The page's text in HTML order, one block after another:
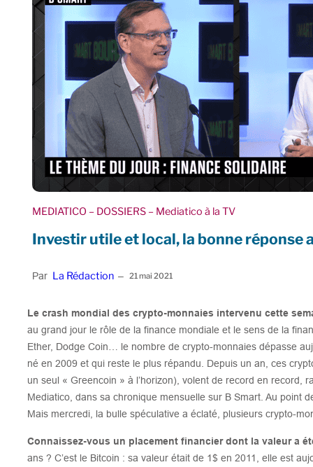
MEDIATICO – DOSSIERS – Mediatico à la TV
Investir utile et local, la bonne réponse
Par La Rédaction – 21 mai 2021
Le crash mondial des crypto-monnaies intervenu cette
au grand jour le rôle de la finance mondiale et le sens de la
Ether, Dodge Coin… le nombre de crypto-monnaies dépasse
né en 2009 et qui reste le plus répandu. Depuis un an, ces
un seul « Greencoin » à l’horizon), volent de record en record,
Mediatico, dans sa chronique mensuelle sur B Smart. Au point
Mais mercredi, la bulle spéculative a éclaté, plusieurs crypto-
Connaissez-vous un placement financier dont la valeur a
ans ? C’est le Bitcoin : sa valeur était de 1$ en 2011, elle est